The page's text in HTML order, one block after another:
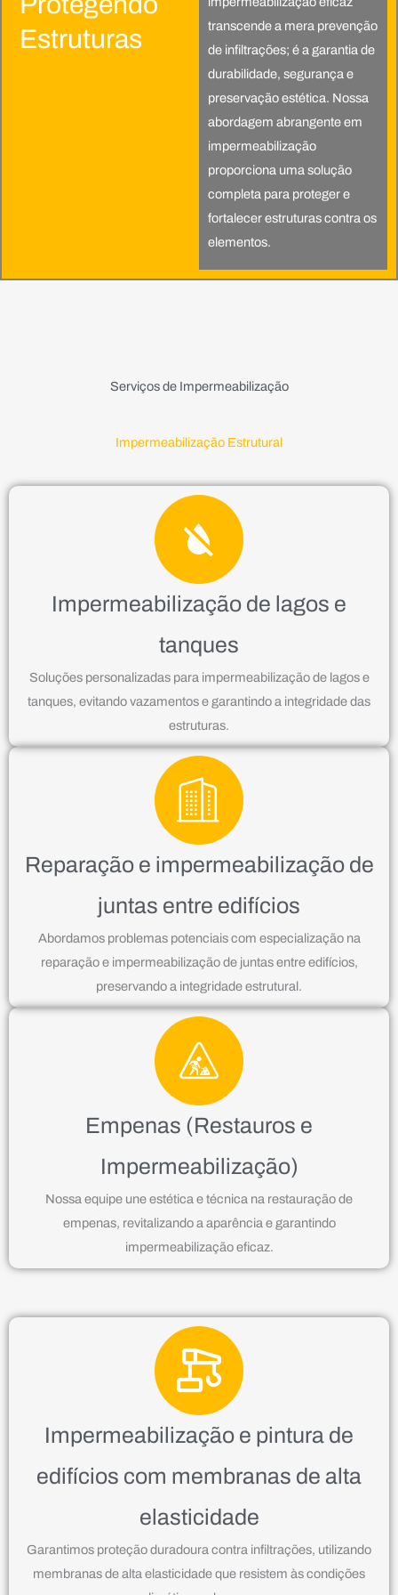
Estruturas
transcende a mera prevenção
de infiltrações; é a garantia de
durabilidade, segurança e
preservação estética. Nossa
abordagem abrangente em
impermeabilização
proporciona uma solução
completa para proteger e
fortalecer estruturas contra os
elementos.
Serviços de Impermeabilização
Impermeabilização Estrutural
Impermeabilização de lagos e
tanques
Soluções personalizadas para impermeabilização de lagos e
tanques, evitando vazamentos e garantindo a integridade das
estruturas.
Reparação e impermeabilização de
juntas entre edifícios
Abordamos problemas potenciais com especialização na
reparação e impermeabilização de juntas entre edifícios,
preservando a integridade estrutural.
Empenas (Restauros e
Impermeabilização)
Nossa equipe une estética e técnica na restauração de
empenas, revitalizando a aparência e garantindo
impermeabilização eficaz.
Impermeabilização e pintura de
edifícios com membranas de alta
elasticidade
Garantimos proteção duradoura contra infiltrações, utilizando
membranas de alta elasticidade que resistem às condições